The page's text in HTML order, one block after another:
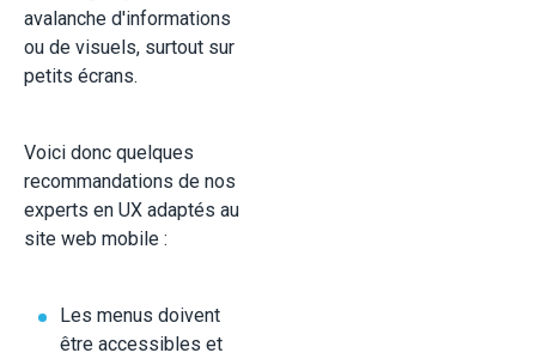
avalanche d'informations
ou de visuels, surtout sur
petits écrans.
Voici donc quelques
recommandations de nos
experts en UX adaptés au
site web mobile :
Les menus doivent
être accessibles et